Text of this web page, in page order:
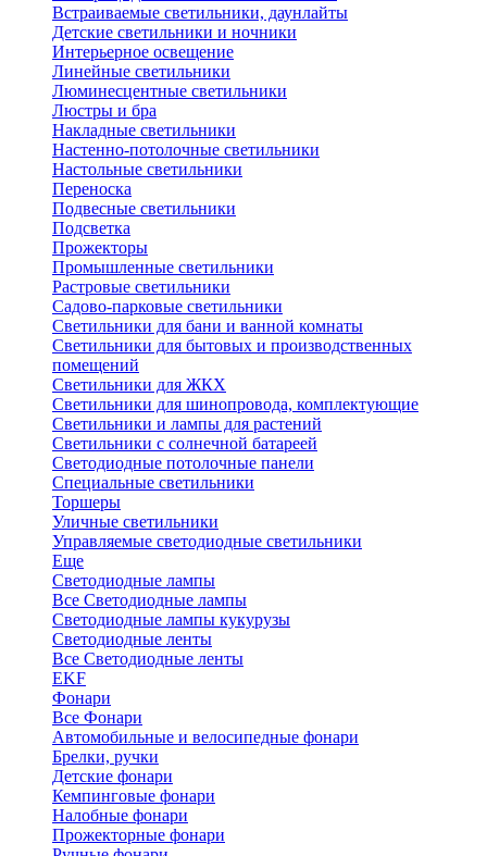
Встраиваемые светильники, даунлайты
Детские светильники и ночники
Интерьерное освещение
Линейные светильники
Люминесцентные светильники
Люстры и бра
Накладные светильники
Настенно-потолочные светильники
Настольные светильники
Переноска
Подвесные светильники
Подсветка
Прожекторы
Промышленные светильники
Растровые светильники
Садово-парковые светильники
Светильники для бани и ванной комнаты
Светильники для бытовых и производственных
помещений
Светильники для ЖКХ
Светильники для шинопровода, комплектующие
Светильники и лампы для растений
Светильники с солнечной батареей
Светодиодные потолочные панели
Специальные светильники
Торшеры
Уличные светильники
Управляемые светодиодные светильники
Еще
Светодиодные лампы
Все Светодиодные лампы
Светодиодные лампы кукурузы
Светодиодные ленты
Все Светодиодные ленты
EKF
Фонари
Все Фонари
Автомобильные и велосипедные фонари
Брелки, ручки
Детские фонари
Кемпинговые фонари
Налобные фонари
Прожекторные фонари